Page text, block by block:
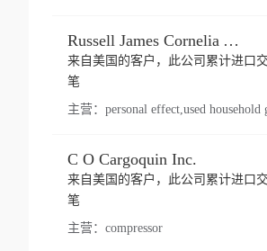
Russell James Cornelia Arlington Va
来自美国的客户，此公司累计进口
笔
主营：
C O Cargoquin Inc.
来自美国的客户，此公司累计进口
笔
主营： compressor